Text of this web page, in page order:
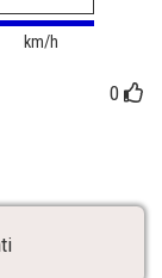
km/h
0